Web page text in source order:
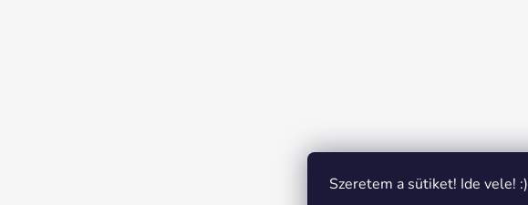
Szeretem a sütiket! Ide vele! :)